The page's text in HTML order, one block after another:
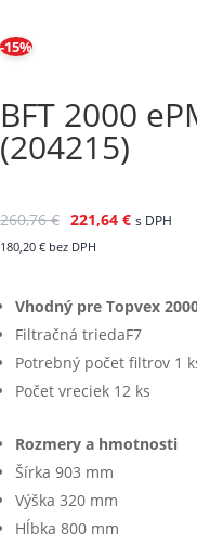
-15%
BFT 2000
(204215)
260,76€ 221,64 € s DPH
180,20 € bez DPH
Vhodný pre Topvex
Filtračná triedaF7
Potrebný počet filtrov 1
Počet vreciek 12 ks
Rozmery a hmotnosti
Šírka 903 mm
Výška 320 mm
Hĺbka 800 mm